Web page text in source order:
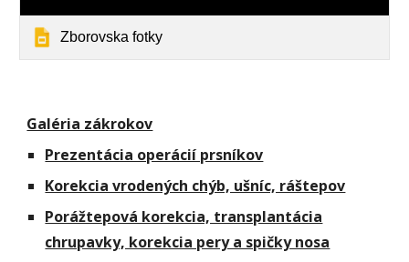
Zborovska fotky
Galéria zákrokov
Prezentácia operácií prsníkov
Korekcia vrodených chýb, ušníc, ráštepov
Porážtepová korekcia, transplantácia
chrupavky, korekcia pery a spičky nosa